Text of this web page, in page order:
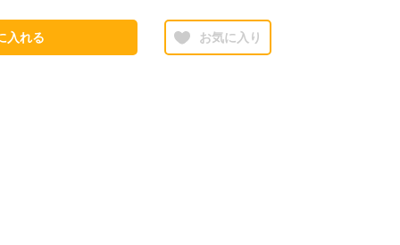
入れる お気に入り